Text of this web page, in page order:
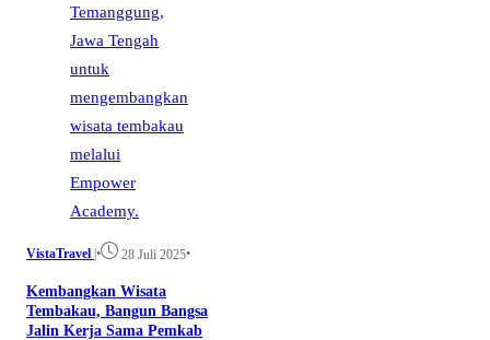
VistaTravel |• 28 Juli 2025•
Kembangkan Wisata
Tembakau, Bangun Bangsa
Jalin Kerja Sama Pemkab